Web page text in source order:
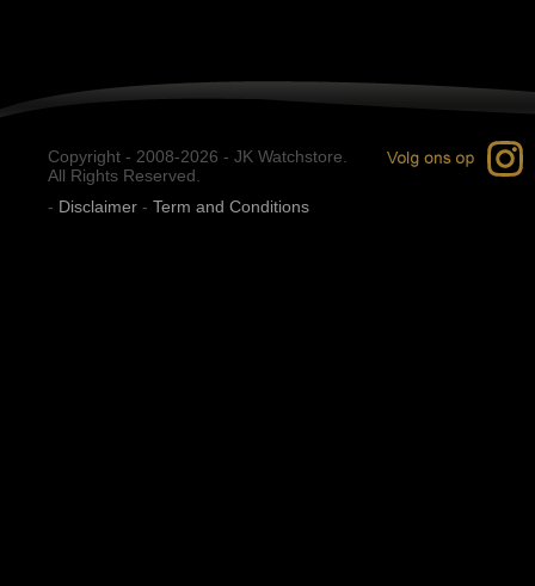
Copyright - 2008-2026 - JK Watchstore.
All Rights Reserved.
- Disclaimer - Term and Conditions